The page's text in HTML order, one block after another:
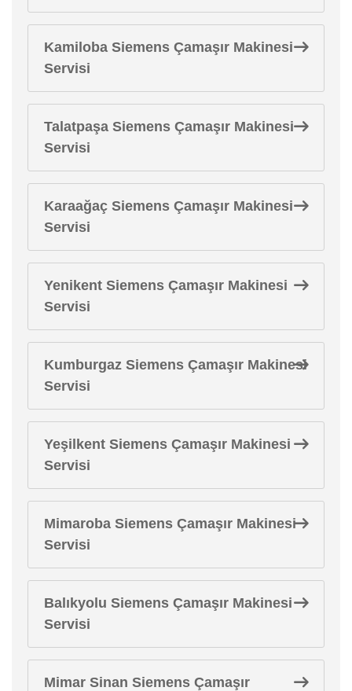
Kamiloba Siemens Çamaşır Makinesi
Servisi
Talatpaşa Siemens Çamaşır Makinesi
Servisi
Karaağaç Siemens Çamaşır Makinesi
Servisi
Yenikent Siemens Çamaşır Makinesi
Servisi
Kumburgaz Siemens Çamaşır Makinesi
Servisi
Yeşilkent Siemens Çamaşır Makinesi
Servisi
Mimaroba Siemens Çamaşır Makinesi
Servisi
Balıkyolu Siemens Çamaşır Makinesi
Servisi
Mimar Sinan Siemens Çamaşır